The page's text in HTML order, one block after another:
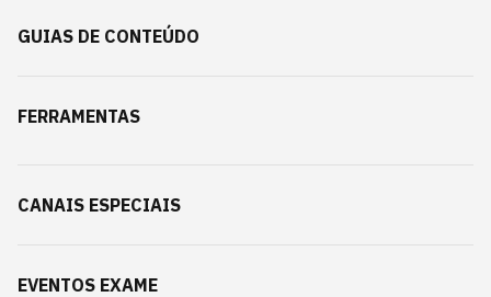
GUIAS DE CONTEÚDO
FERRAMENTAS
CANAIS ESPECIAIS
EVENTOS EXAME